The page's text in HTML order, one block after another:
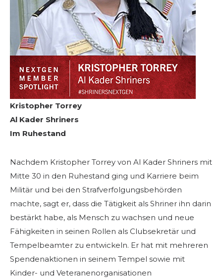
Kristopher Torrey
Al Kader Shriners
Im Ruhestand
Nachdem Kristopher Torrey von Al Kader Shriners mit
Mitte 30 in den Ruhestand ging und Karriere beim
Militär und bei den Strafverfolgungsbehörden
machte, sagt er, dass die Tätigkeit als Shriner ihn darin
bestärkt habe, als Mensch zu wachsen und neue
Fähigkeiten in seinen Rollen als Clubsekretär und
Tempelbeamter zu entwickeln. Er hat mit mehreren
Spendenaktionen in seinem Tempel sowie mit
Kinder- und Veteranenorganisationen